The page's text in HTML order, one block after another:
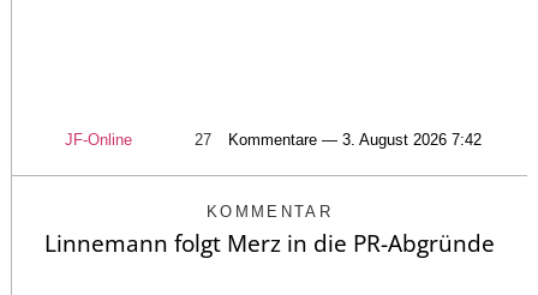
JF-Online 27 Kommentare — 3. August 2026 7:42
KOMMENTAR
Linnemann folgt Merz in die PR-Abgründe